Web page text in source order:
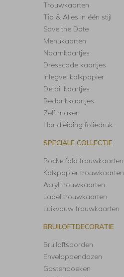
Trouwkaarten
Tip & Alles in één stijl
Save the Date
Menukaarten
Naamkaartjes
Dresscode kaartjes
Inlegvel kalkpapier
Detail kaartjes
Bedankkaartjes
Zelf maken
Handleiding foliedruk
SPECIALE COLLECTIE
Pocketfold trouwkaarten
Kalkpapier trouwkaarten
Acryl trouwkaarten
Label trouwkaarten
Luikvouw trouwkaarten
BRUILOFTDECORATIE
Bruiloftsborden
Enveloppendozen
Gastenboeken